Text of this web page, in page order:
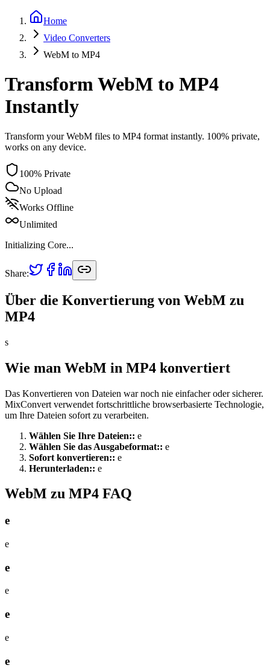
Home
Video Converters
WebM to MP4
Transform WebM to MP4
Instantly
Transform your WebM files to MP4 format instantly. 100% private,
works on any device.
100% Private
No Upload
Works Offline
Unlimited
Initializing Core...
Share:
Über die Konvertierung von WebM zu
MP4
s
Wie man WebM in MP4 konvertiert
Das Konvertieren von Dateien war noch nie einfacher oder sicherer.
MixConvert verwendet fortschrittliche browserbasierte Technologie,
um Ihre Dateien sofort zu verarbeiten.
Wählen Sie Ihre Dateien:: e
Wählen Sie das Ausgabeformat:: e
Sofort konvertieren:: e
Herunterladen:: e
WebM zu MP4 FAQ
e
e
e
e
e
e
e